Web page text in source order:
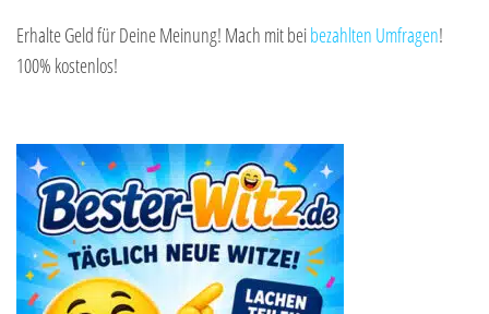
Erhalte Geld für Deine Meinung! Mach mit beibezahlten Umfragen!
100% kostenlos!